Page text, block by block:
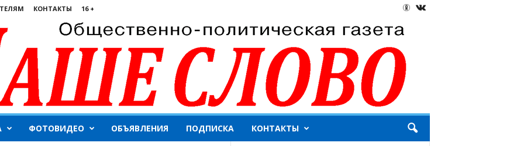
КОНТАКТЫ 16 +
ФОТОВИДЕО ОБЪЯВЛЕНИЯ ПОДПИСКА КОНТАКТЫ